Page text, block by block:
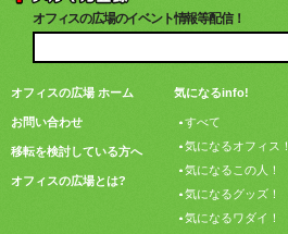
オフィスの広場のイベント情報等配信！
オフィスの広場 ホーム
お問い合わせ
移転を検討している方へ
オフィスの広場とは?
気になるinfo!
すべて
気になるオフィス！
気になるこの人！
気になるグッズ！
気になるワダイ！